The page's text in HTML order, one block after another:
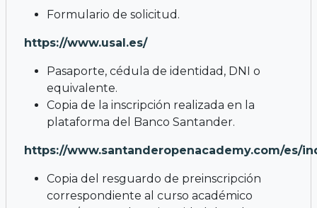
Formulario de solicitud.
https://www.usal.es/
Pasaporte, cédula de identidad, DNI o
equivalente.
Copia de la inscripción realizada en la
plataforma del Banco Santander.
https://www.santanderopenacademy.com/es/
Copia del resguardo de preinscripción
correspondiente al curso académico